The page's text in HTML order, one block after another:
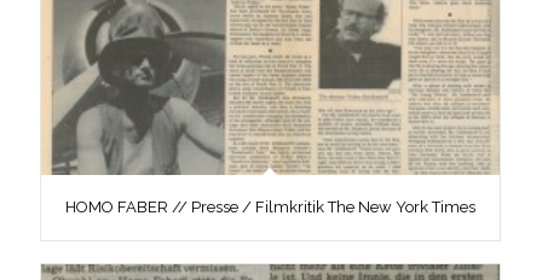
HOMO FABER // Presse / Filmkritik The New York Times